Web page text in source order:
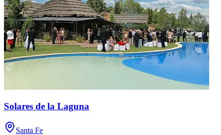
Solares de la Laguna
Santa Fe